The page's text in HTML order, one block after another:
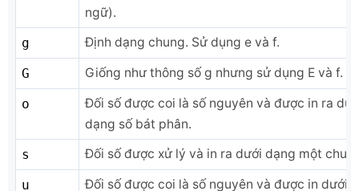
ngữ).
g
Định dạng chung. Sử dụng e và f.
G Giống như thông số g nhưng sử dụng E và f.
o
Đối số được coi là số nguyên và được in ra
dạng số bát phân.
s
Đối số được xử lý và in ra dưới dạng một
u
Đối số được coi là số nguyên và được in dưới